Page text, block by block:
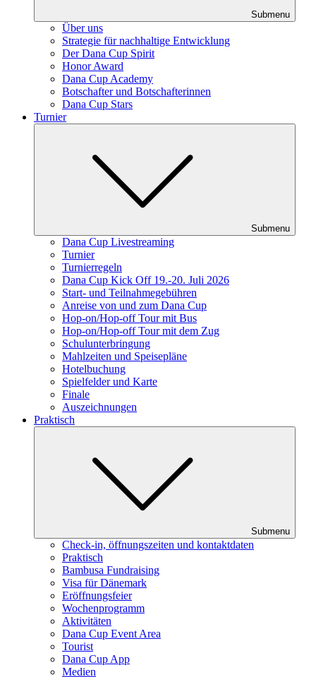
Submenu
Über uns
Strategie für nachhaltige Entwicklung
Der Dana Cup Spirit
Honor Award
Dana Cup Academy
Botschafter und Botschafterinnen
Dana Cup Stars
Turnier
Submenu
Dana Cup Livestreaming
Turnier
Turnierregeln
Dana Cup Kick Off 19.-20. Juli 2026
Start- und Teilnahmegebühren
Anreise von und zum Dana Cup
Hop-on/Hop-off Tour mit Bus
Hop-on/Hop-off Tour mit dem Zug
Schulunterbringung
Mahlzeiten und Speisepläne
Hotelbuchung
Spielfelder und Karte
Finale
Auszeichnungen
Praktisch
Submenu
Check-in, öffnungszeiten und kontaktdaten
Praktisch
Bambusa Fundraising
Visa für Dänemark
Eröffnungsfeier
Wochenprogramm
Aktivitäten
Dana Cup Event Area
Tourist
Dana Cup App
Medien